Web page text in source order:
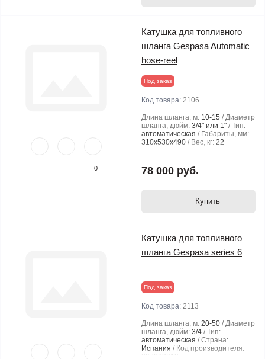
0
Катушка для топливного
шланга Gespasa Automatic
hose-reel
Под заказ
Код товара: 2106
Длина шланга, м: 10-15
Диаметр
шланга, дюйм: 3/4" или 1"
Тип:
автоматическая
Габариты, мм:
310x530x490
Вес, кг: 22
78 000 руб.
Купить
Катушка для топливного
шланга Gespasa series 6
Под заказ
Код товара: 2113
Длина шланга, м: 20-50
Диаметр
шланга, дюйм: 3/4
Тип:
автоматическая
Страна:
Испания
Код производителя:
807303012